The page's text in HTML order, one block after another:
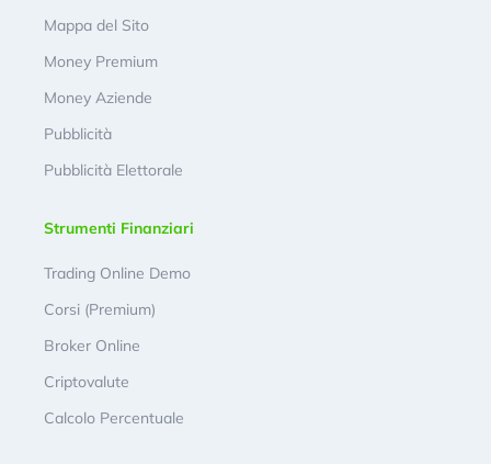
Mappa del Sito
Money Premium
Money Aziende
Pubblicità
Pubblicità Elettorale
Strumenti Finanziari
Trading Online Demo
Corsi (Premium)
Broker Online
Criptovalute
Calcolo Percentuale